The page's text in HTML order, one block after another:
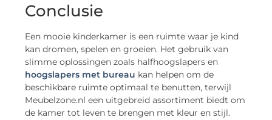
Conclusie
Een mooie kinderkamer is een ruimte waar je kind
kan dromen, spelen en groeien. Het gebruik van
slimme oplossingen zoals halfhoogslapers en
hoogslapers met bureau kan helpen om de
beschikbare ruimte optimaal te benutten, terwijl
Meubelzone.nl een uitgebreid assortiment biedt om
de kamer tot leven te brengen met kleur en stijl.